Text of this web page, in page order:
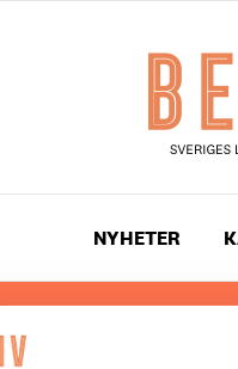
NYHETER
Hos oss läser du
besöksnäringen.